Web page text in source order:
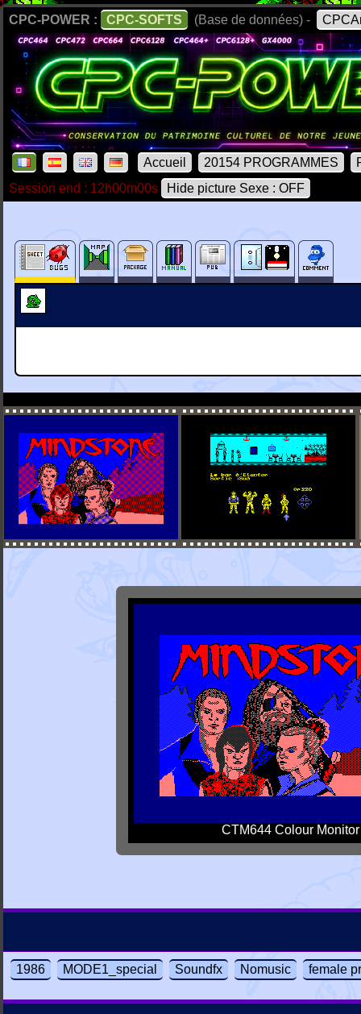
CPC-POWER : CPC-SOFTS (Base de données) -
Accueil 20154 PROGRAMMES
Session end : 12h00m00s
Hide picture Sexe : OFF
CTM644 Colour Monitor
1986 MODE1_special Soundfx Nomusic female